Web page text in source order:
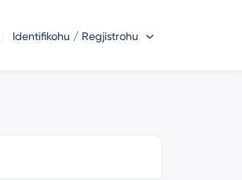
Identifikohu / Regjistrohu